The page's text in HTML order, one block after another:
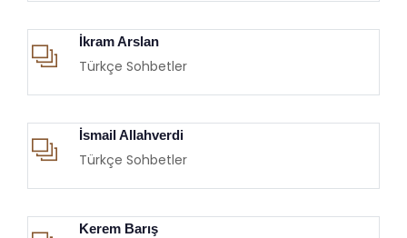
İkram Arslan
Türkçe Sohbetler
İsmail Allahverdi
Türkçe Sohbetler
Kerem Barış